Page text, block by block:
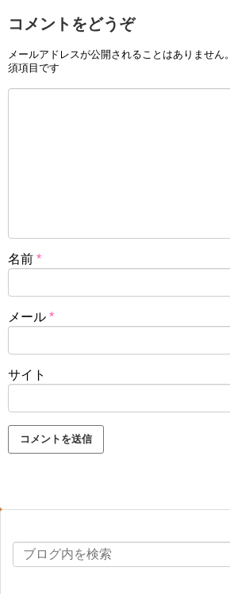
コメントをどうぞ
メールアドレスが公開されることはありません。
須項目です
名前 *
メール *
サイト